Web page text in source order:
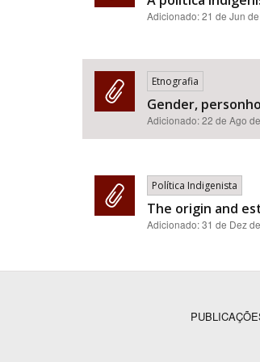
Adicionado:21 de Jun
Etnografia
Gender,
Adicionado:22 de Ago
Política Indigenista
The origin and
Adicionado:31 de Dez